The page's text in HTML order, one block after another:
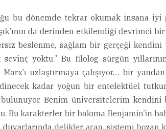
bu dönemde tekrar okumak insana
da derinden etkilendiği devrimci
beslenme, sağlam bir gerçeği
sevinç yoktu.” Bu filolog sürgün
uzlaştırmaya çalışıyor… bir
kadar yoğun bir entelektüel
Benim üniversitelerim
karakterler bir bakıma Benjamin’in